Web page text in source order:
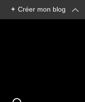
+ Créer mon blog